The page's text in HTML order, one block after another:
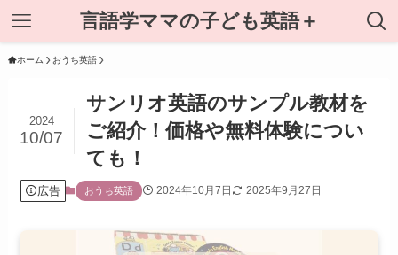
言語学ママの子ども英語＋
ホーム おうち英語
サンリオ英語のサンプル教材を
ご紹介！価格や無料体験につい
ても！
2024
10/07
広告 おうち英語 2024年10月7日 2025年9月27日